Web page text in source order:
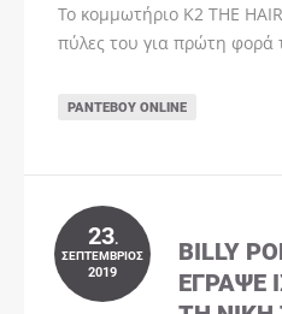
Το κομμωτήριο K2 THE
πύλες του για πρώτη
ΡΑΝΤΕΒΟΎ ONLINE
23.
ΣΕΠΤΈΜΒΡΙΟΣ
2019
BILLY
ΈΓΡΑΨΕ